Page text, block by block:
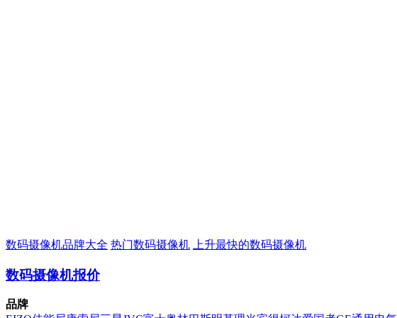
数码摄像机品牌大全 热门数码摄像机 上升最快的数码摄像机
数码摄像机报价
品牌